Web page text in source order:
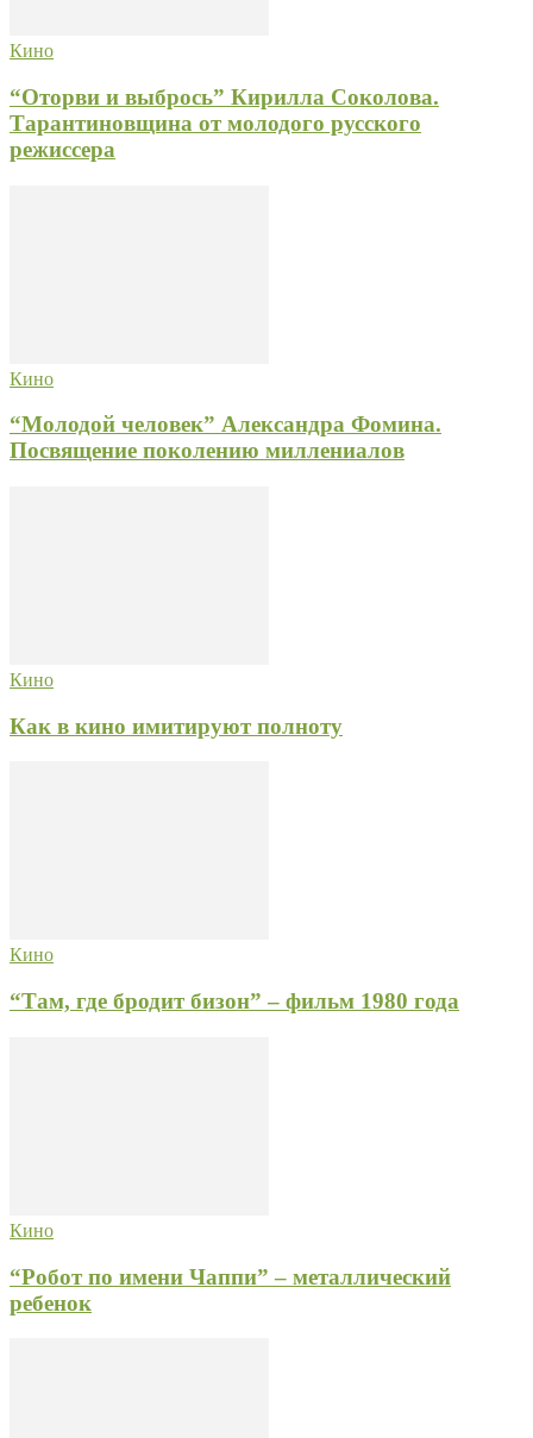
Кино
“Оторви и выбрось” Кирилла Соколова.
Тарантиновщина от молодого русского
режиссера
Кино
“Молодой человек” Александра Фомина.
Посвящение поколению миллениалов
Кино
Как в кино имитируют полноту
Кино
“Там, где бродит бизон” – фильм 1980 года
Кино
“Робот по имени Чаппи” – металлический
ребенок